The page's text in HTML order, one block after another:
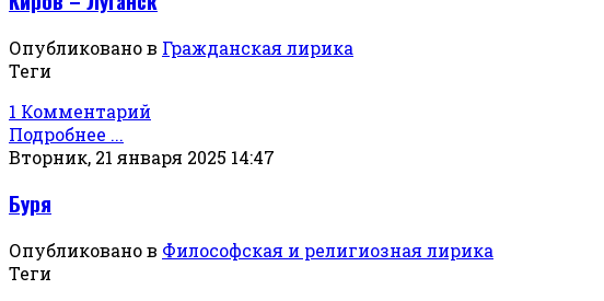
Опубликовано в Гражданская лирика
Теги
1 Комментарий
Подробнее ...
Вторник, 21 января 2025 14:47
Буря
Опубликовано в Философская и религиозная лирика
Теги